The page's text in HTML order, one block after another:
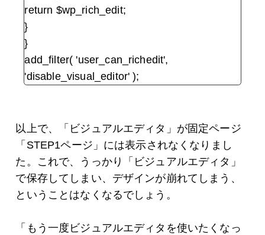
return $wp_rich_edit;
}
}
add_filter( 'user_can_richedit',
'disable_visual_editor' );
以上で、「ビジュアルエディタ」が固定ページ
「STEP1ページ」には表示されなくなりまし
た。これで、うっかり「ビジュアルエディタ」
で保存してしまい、デザインが崩れてしまう、
ということはなくなるでしょう。
「もう一度ビジュアルエディタを使いたくなっ